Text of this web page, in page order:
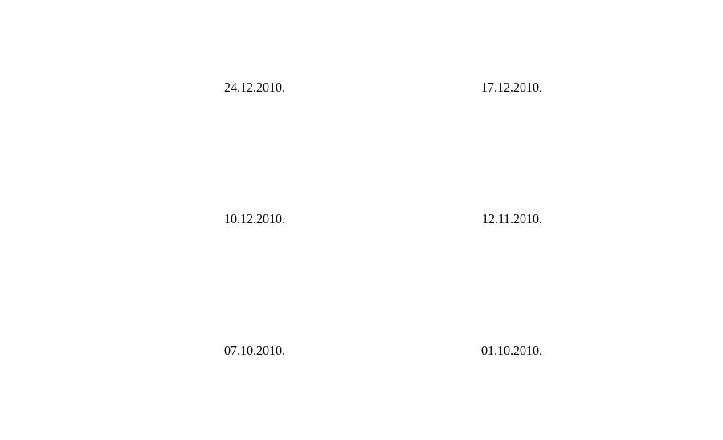
24.12.2010. 17.12.2010.
10.12.2010. 12.11.2010.
07.10.2010. 01.10.2010.